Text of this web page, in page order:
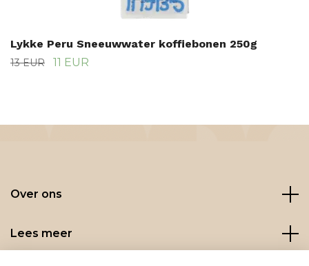
Lykke Peru Sneeuwwater koffiebonen 250g
13 EUR 11 EUR
Over ons
Lees meer